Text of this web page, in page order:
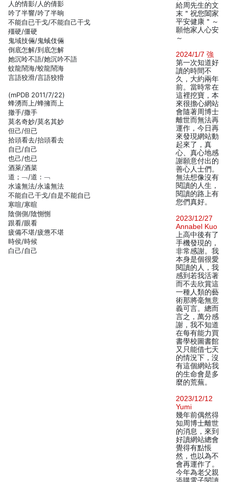
人的情影/人的倩影
吟了半響/吟了半晌
不能自已干戈/不能自己干戈
殭硬/僵硬
鬼域技倆/鬼蜮伎倆
倒底怎解/到底怎解
她沉呤不語/她沉吟不語
蚊龍鬧海/蛟龍鬧海
言語狡滑/言語狡猾
(mPDB 2011/7/22)
蜂湧而上/蜂擁而上
撤手/撒手
莫名奇妙/莫名其妙
但己/但已
拾頭看去/抬頭看去
自已/自己
也己/也已
酒萊/酒菜
道；﹁/道：﹁
水遠無法/永遠無法
不能自己干戈/自是不能自已
寒喧/寒暄
陰側側/陰惻惻
跟看/眼看
疲備不堪/疲憊不堪
時侯/時候
白己/自己
給周先生的文
末＂祝您闔家
平安健康＂～
願他家人心安
～
2024/1/7 強
第一次知道好
讀的時間不
久，大約兩年
前。當時常在
這裡挖寶，本
來很擔心網站
會隨著周博士
離世而無法再
運作，今日再
來發現網站動
起來了，真
心、真心地感
謝願意付出的
善心人士們。
無法想像沒有
閱讀的人生，
閱讀的路上有
您們真好。
2023/12/27
Annabel Kuo
上高中後有了
手機發現的，
非常感謝。我
本身是個很愛
閱讀的人，我
感到若我活著
而不去欣賞這
一種人類的藝
術那將毫無意
義可言。總而
言之，萬分感
謝，我不知道
在每有能力買
書學校圖書館
又只能借七天
的情況下，沒
有這個網站我
的生命會是多
麼的荒蕪。
2023/12/12
Yumi
幾年前偶然得
知周博士離世
的消息，來到
好讀網站總會
覺得有點悵
然，也以為不
會再運作了。
今年為老父親